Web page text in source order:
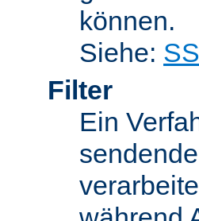
können.
Siehe:
Filter
Ein